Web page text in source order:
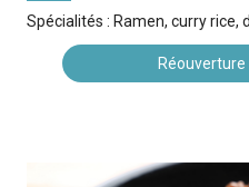
Spécialités : Ramen, curry rice,